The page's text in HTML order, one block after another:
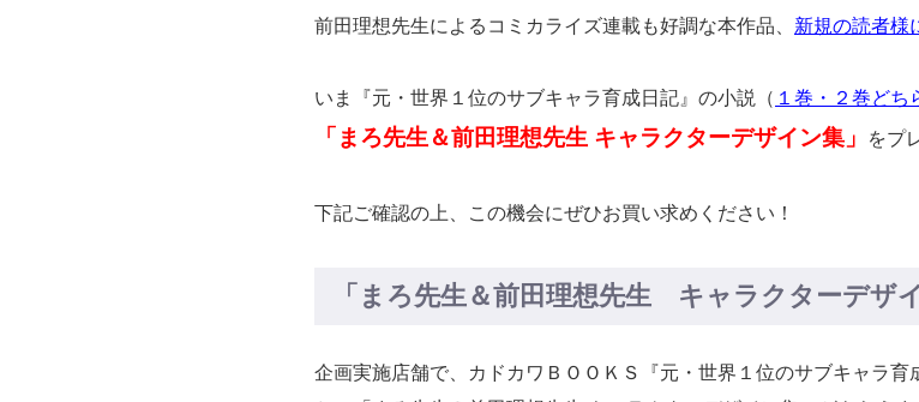
前田理想先生によるコミカライズ連載も好調な本作品、 新規の読者様
いま『元・世界１位のサブキャラ育成日記』の小説（ １巻・２巻どち
「まろ先生＆前田理想先生 キャラクターデザイン集」 をプ
下記ご確認の上、この機会にぜひお買い求めください！
「まろ先生＆前田理想先生 キャラクターデザ
企画実施店舗で、カドカワＢＯＯＫＳ『元・世界１位のサブキャラ